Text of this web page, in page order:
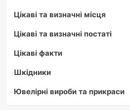
Цікаві та визначні місця
Цікаві та визначні постаті
Цікаві факти
Шкідники
Ювелірні вироби та прикраси